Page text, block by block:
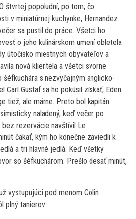
štvrtej popoludní, po tom, čo
v miniatúrnej kuchynke, Hernandez
sa pustil do práce. Všetci ho
o jeho kulinárskom umení obletela
útočisko miestnych obyvateľov a
nová klientela a všetci svorne
šéfkuchára s nezvyčajným anglicko-
Carl Gustaf sa ho pokúsil získať, Eden
tiež, ale márne. Preto bol kapitán
naladený, keď večer po
bez rezervácie navštívil Le
čakať, kým ho konečne zaviedli k
a tri hlavné jedlá. Keď všetky
so šéfkuchárom. Prešlo desať minút,
vystupujúci pod menom Colin
plný tanierov.